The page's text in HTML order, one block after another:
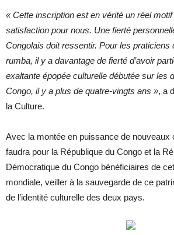
« Cette inscription est en vérité un réel
satisfaction pour nous. Une fierté
Congolais doit ressentir. Pour les praticiens
rumba, il y a davantage de fierté d’avoir
exaltante épopée culturelle débutée sur les
Congo, il y a plus de quatre-vingts ans », a
la Culture.
Avec la montée en puissance de nouveaux
faudra pour la République du Congo et la
Démocratique du Congo bénéficiaires de
mondiale, veiller à la sauvegarde de ce
de l’identité culturelle des deux pays.